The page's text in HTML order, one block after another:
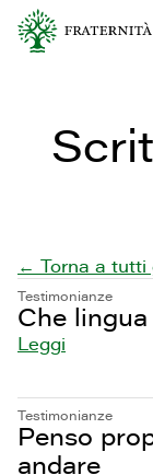
← Torna a tutti
Testimonianze
Che
Leggi
Testimonianze
Penso
andare